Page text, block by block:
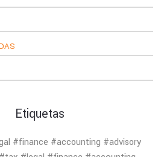
Etiquetas
#finance #accounting #advisory